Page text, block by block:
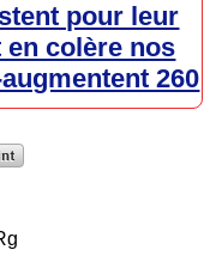
pour leur
colère nos
260